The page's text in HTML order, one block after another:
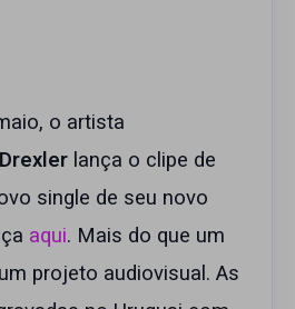
o artista
lança o clipe de
single de seu novo
aqui. Mais do que um
projeto audiovisual. As